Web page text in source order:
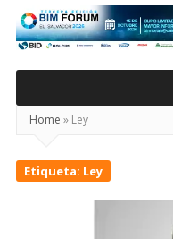
Construcción
Home » Ley
Etiqueta: Ley